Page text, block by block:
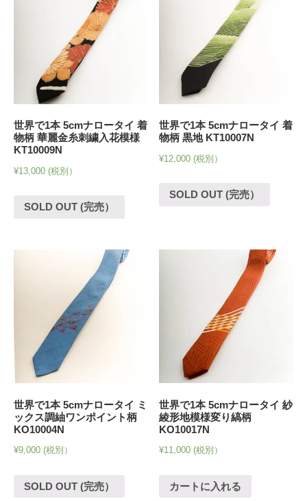
世界で1本 5cmナロータイ 着
物柄 華麗金糸刺繍入花模様
KT10009N
¥13,000 (税別）
SOLD OUT (完売）
世界で1本 5cmナロータイ 着
物柄 黒地 KT10007N
¥12,000 (税別）
SOLD OUT (完売）
世界で1本 5cmナロータイ ミ
ックス調紬ワンポイント柄
KO10004N
¥9,000 (税別）
SOLD OUT (完売）
世界で1本 5cmナロータイ 紗
綾形地模様変り縞柄
KO10017N
¥11,000 (税別）
カートに入れる